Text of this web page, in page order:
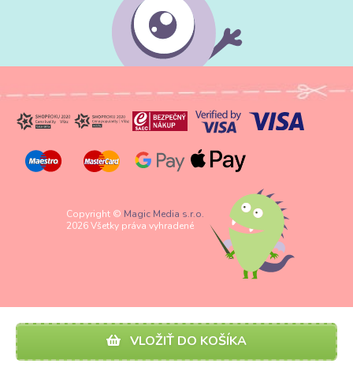
VLOŽIŤ DO KOŠÍKA
Copyright © Magic Media s.r.o.
2026 Všetky práva vyhradené
Spravovať nastavenia Cookies